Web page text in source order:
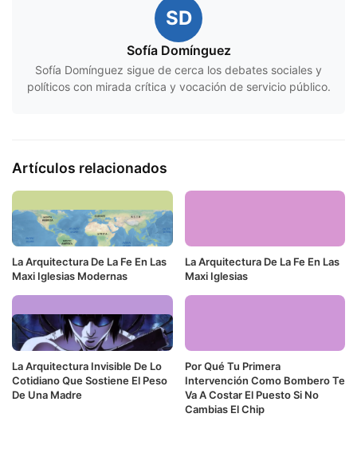
SD
Sofía Domínguez
Sofía Domínguez sigue de cerca los debates sociales y
políticos con mirada crítica y vocación de servicio público.
Artículos relacionados
La Arquitectura De La Fe En Las
Maxi Iglesias Modernas
La Arquitectura De La Fe En Las
Maxi Iglesias
La Arquitectura Invisible De Lo
Cotidiano Que Sostiene El Peso
De Una Madre
Por Qué Tu Primera
Intervención Como Bombero Te
Va A Costar El Puesto Si No
Cambias El Chip